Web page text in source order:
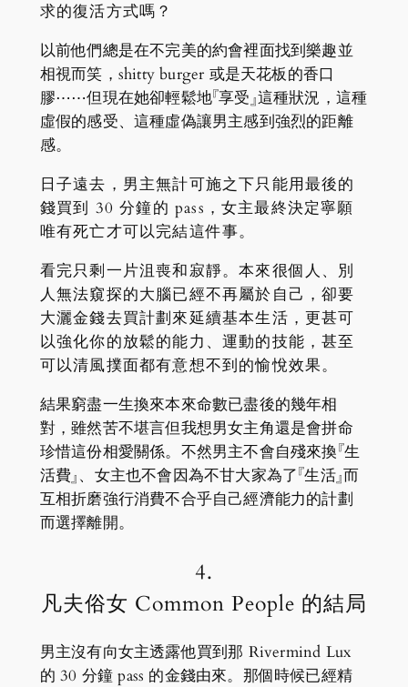
求的復活方式嗎？
以前他們總是在不完美的約會裡面找到樂趣並
相視而笑，shitty burger 或是天花板的香口
膠⋯⋯但現在她卻輕鬆地『享受』這種狀況，這種
虛假的感受、這種虛偽讓男主感到強烈的距離
感。
日子遠去，男主無計可施之下只能用最後的
錢買到 30 分鐘的 pass，女主最終決定寧願
唯有死亡才可以完結這件事。
看完只剩一片沮喪和寂靜。本來很個人、別
人無法窺探的大腦已經不再屬於自己，卻要
大灑金錢去買計劃來延續基本生活，更甚可
以強化你的放鬆的能力、運動的技能，甚至
可以清風撲面都有意想不到的愉悅效果。
結果窮盡一生換來本來命數已盡後的幾年相
對，雖然苦不堪言但我想男女主角還是會拼命
珍惜這份相愛關係。不然男主不會自殘來換『生
活費』、女主也不會因為不甘大家為了『生活』而
互相折磨強行消費不合乎自己經濟能力的計劃
而選擇離開。
4.
凡夫俗女 Common People 的結局
男主沒有向女主透露他買到那 Rivermind Lux
的 30 分鐘 pass 的金錢由來。那個時候已經精